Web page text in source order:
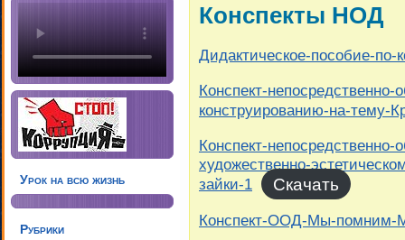
Урок на всю жизнь
Рубрики
Конспекты НОД
Дидактическое-пособие-по-
Конспект-непосредственно-
конструированию-на-тему-
Конспект-непосредственно-
художественно-
зайки-1
Скачать
Конспект-ООД-Мы-помним-